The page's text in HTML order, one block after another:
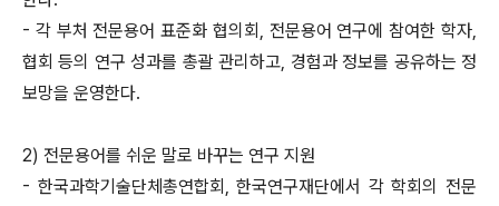
- 각 부처 전문용어 표준화 협의회, 전문용어 연구에 참여한 학자,
협회 등의 연구 성과를 총괄 관리하고, 경험과 정보를 공유하는 정
보망을 운영한다.
2) 전문용어를 쉬운 말로 바꾸는 연구 지원
- 한국과학기술단체총연합회, 한국연구재단에서 각 학회의 전문